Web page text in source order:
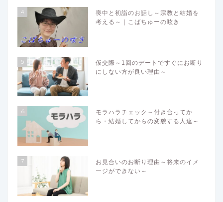
4
喪中と初詣のお話し～宗教と結婚を
考える～｜こばちゅーの呟き
5
仮交際～1回のデートですぐにお断り
にしない方が良い理由～
6
モラハラチェック～付き合ってか
ら・結婚してからの変貌する人達～
7
お見合いのお断り理由～将来のイメ
ージができない～